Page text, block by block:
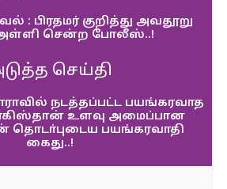
: பிரதமர் குறித்து அவதூறு
அள்ளி சென்ற போலீஸ்..!
செய்தி
நடத்தப்பட்ட பயங்கரவாத
உளவு அமைப்பான
தொடா்புடைய பயங்கரவாதி
கைது..!